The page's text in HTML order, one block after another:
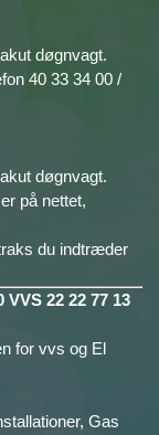
døgnvagt.
40 33 34 00 /
døgnvagt.
på nettet,
du indtræder
22 22 77 13
for vvs og El
Gas